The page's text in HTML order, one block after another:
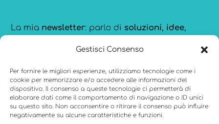
Gestisci Consenso
Per fornire le migliori esperienze, utilizziamo tecnologie come i
cookie per memorizzare e/o accedere alle informazioni del
dispositivo. Il consenso a queste tecnologie ci permetterà di
elaborare dati come il comportamento di navigazione o ID unici
su questo sito. Non acconsentire o ritirare il consenso può influire
negativamente su alcune caratteristiche e funzioni.
La mia newsletter: parlo di soluzioni, idee,
aggiornata sulle novità diCanva.
Menu